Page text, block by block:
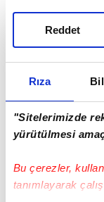
Rıza
"Sitelerimizde
yürütülmesi
Bu çerezler,
tanımlayarak
Reddet